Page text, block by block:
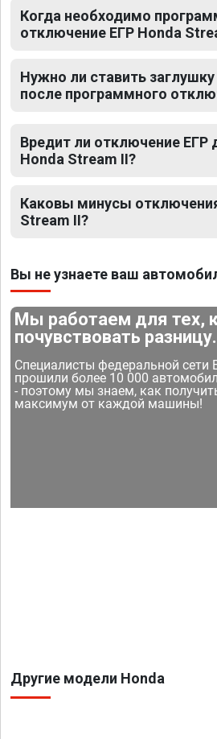
Когда необходимо
отключение ЕГР Honda
Нужно ли ставить заглушку
после программного
Вредит ли отключение ЕГР
Honda Stream II?
Каковы минусы
Stream II?
Вы не узнаете ваш
Мы работаем для тех,
почувствовать разницу.
Специалисты федеральной сети
прошили более 10 000
- поэтому мы знаем, как
максимум от каждой машины!
Другие модели Honda